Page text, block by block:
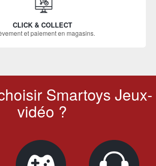
CLICK & COLLECT
et paiement en magasins.
Smartoys Jeux-
vidéo ?